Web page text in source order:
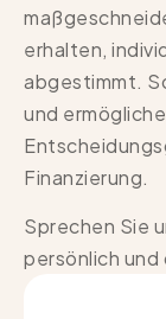
erhalten,
abgestimmt.
und
Finanzierung.
Sprechen Sie
persönlich und